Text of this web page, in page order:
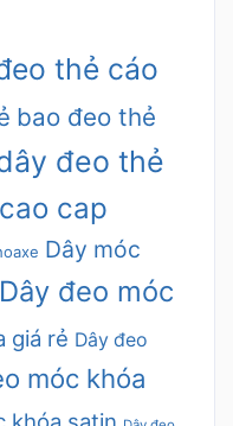
thẻ cáo
bao đeo thẻ
đeo thẻ
cap
Dây móc
Dây đeo móc
giá rẻ Dây đeo
móc khóa